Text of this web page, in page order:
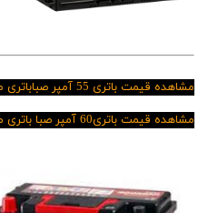
مشاهده قیمت باتری 55 آمپر صباباتری مناسب هیوندای ولستر در اصفهان
مشاهده قیمت باتری60 آمپر صبا باتری مناسب